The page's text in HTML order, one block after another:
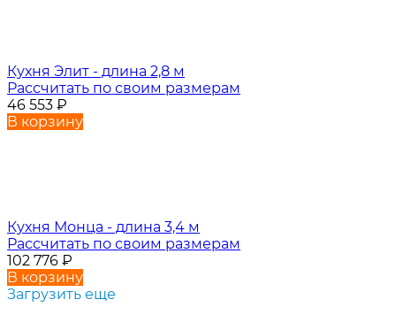
Кухня Элит - длина 2,8 м
Рассчитать по своим размерам
46 553 ₽
В корзину
Кухня Монца - длина 3,4 м
Рассчитать по своим размерам
102 776 ₽
В корзину
Загрузить еще